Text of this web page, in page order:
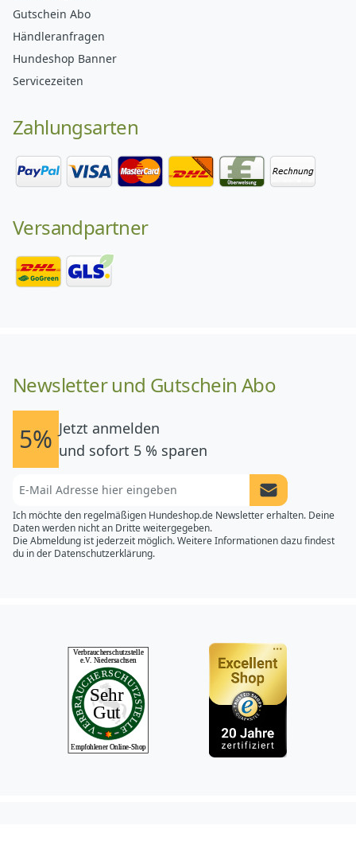
Gutschein Abo
Händleranfragen
Hundeshop Banner
Servicezeiten
Zahlungsarten
Versandpartner
Newsletter und Gutschein Abo
5% Jetzt anmelden
und sofort 5 % sparen
Newsletter
Ich möchte den regelmäßigen Hundeshop.de Newsletter erhalten. Deine
Daten werden nicht an Dritte weitergegeben.
Die Abmeldung ist jederzeit möglich. Weitere Informationen dazu findest
du in der Datenschutzerklärung.